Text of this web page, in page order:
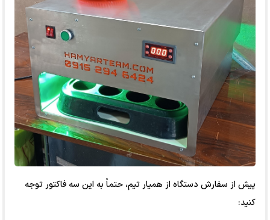
پیش از سفارش دستگاه از همیار تیم، حتماً به این سه فاکتور توجه
کنید: